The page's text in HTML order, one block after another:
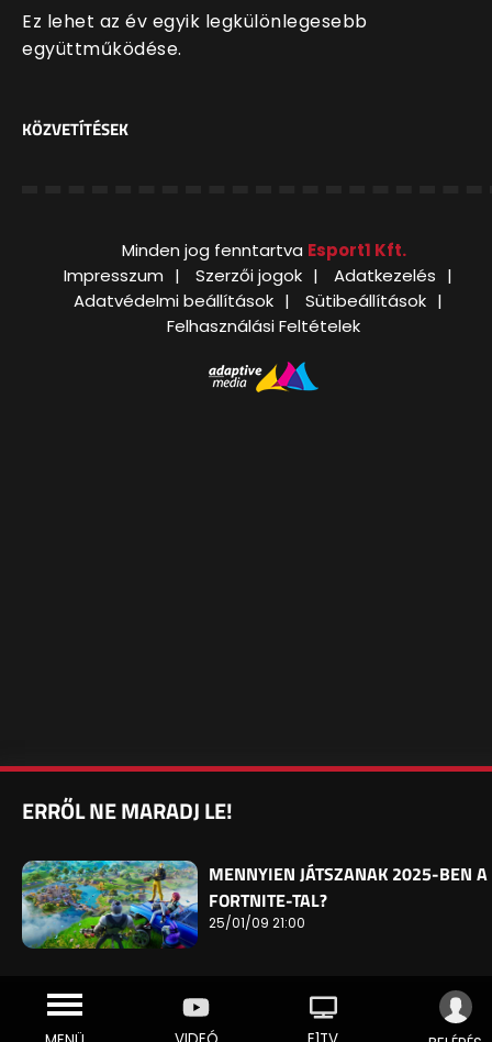
Ez lehet az év egyik legkülönlegesebb
együttműködése.
KÖZVETÍTÉSEK
Minden jog fenntartva Esport1 Kft.
Impresszum
Szerzői jogok
Adatkezelés
Adatvédelmi beállítások
Sütibeállítások
Felhasználási Feltételek
ERRŐL NE MARADJ LE!
MENNYIEN JÁTSZANAK 2025-BEN A
FORTNITE-TAL?
25/01/09 21:00